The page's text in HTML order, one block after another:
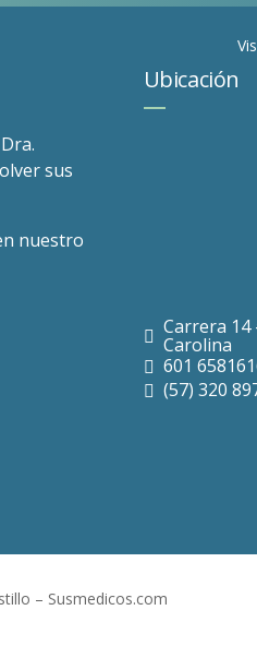
sus
nuestro
Ubicación
Carrera 14
Carolina
601
(57) 320
– Susmedicos.com